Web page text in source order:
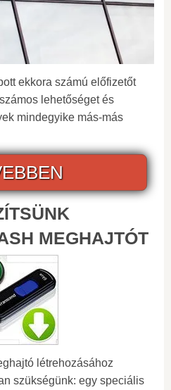
ekkora számú előfizetőt
lehetőséget és
mindegyike más-más
MEGHAJTÓT
létrehozásához
szükségünk: egy speciális